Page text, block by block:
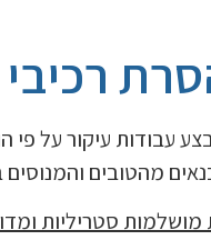
עבודות עיקור על
סטריליות